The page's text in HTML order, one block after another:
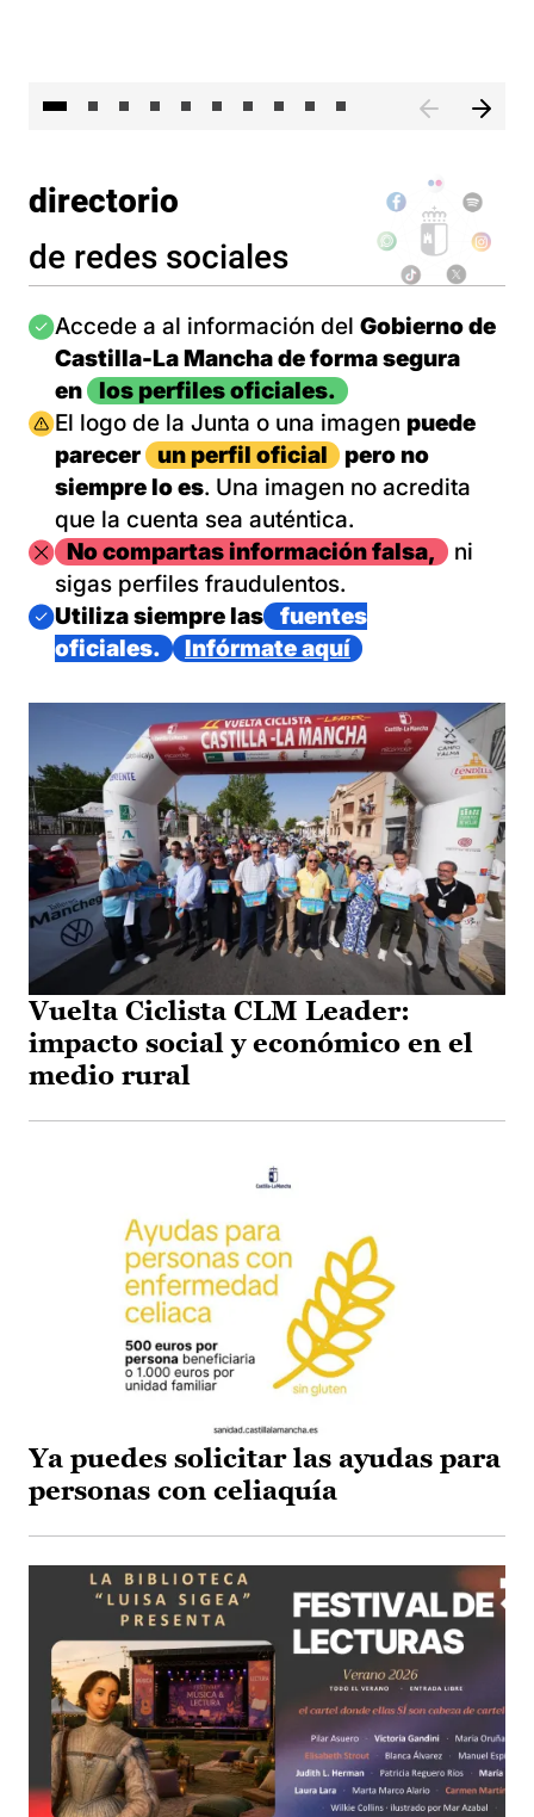
directorio
de redes sociales
Imagen
Accede a al información del Gobierno de
Castilla-La Mancha de forma segura
en
los perfiles oficiales.
Imagen
El logo de la Junta o una imagen puede
parecer
un perfil oficial
pero no
siempre lo es. Una imagen no acredita
que la cuenta sea auténtica.
ImagenNo compartas información falsa,
ni
sigas perfiles fraudulentos.
Imagen
Utiliza siempre las
fuentes
oficiales.
Infórmate aquí
Vuelta Ciclista CLM Leader:
impacto social y económico en el
medio rural
Ya puedes solicitar las ayudas para
personas con celiaquía